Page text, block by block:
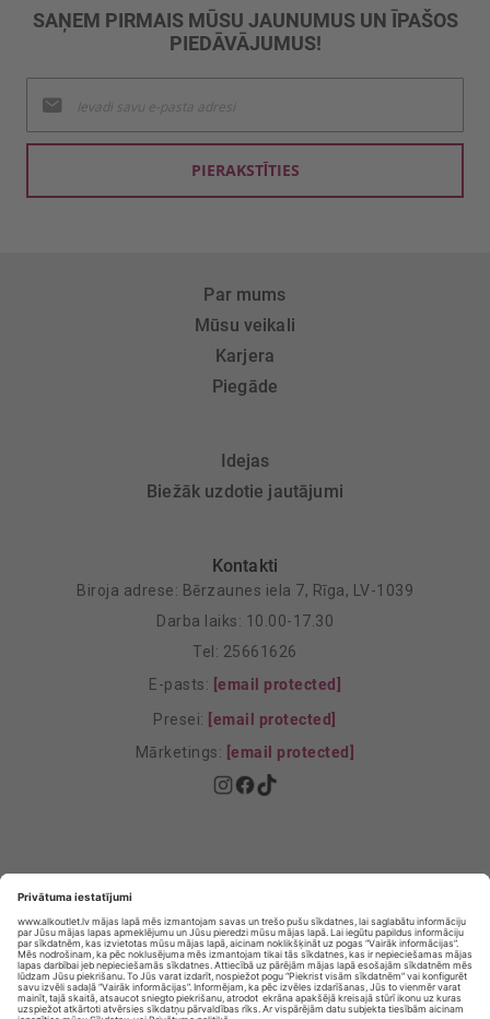
SAŅEM PIRMAIS MŪSU JAUNUMUS UN ĪPAŠOS
PIEDĀVĀJUMUS!
jaunumu
saņemšanai:
PIERAKSTĪTIES
Par mums
Mūsu veikali
Karjera
Piegāde
Idejas
Biežāk uzdotie jautājumi
Kontakti
Biroja adrese: Bērzaunes iela 7, Rīga, LV-1039
Darba laiks: 10.00-17.30
Tel: 25661626
E-pasts: [email protected]
Presei: [email protected]
Mārketings: [email protected]
Privātuma Iestatījumi
E-veikala lietošanas noteikumi